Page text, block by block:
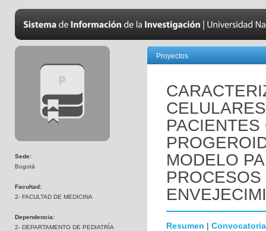
Sede:
Bogotá
Facultad:
2- FACULTAD DE MEDICINA
Dependencia:
2- DEPARTAMENTO DE PEDIATRÍA
Proyectos
MODELO
Resumen | Convocatoria